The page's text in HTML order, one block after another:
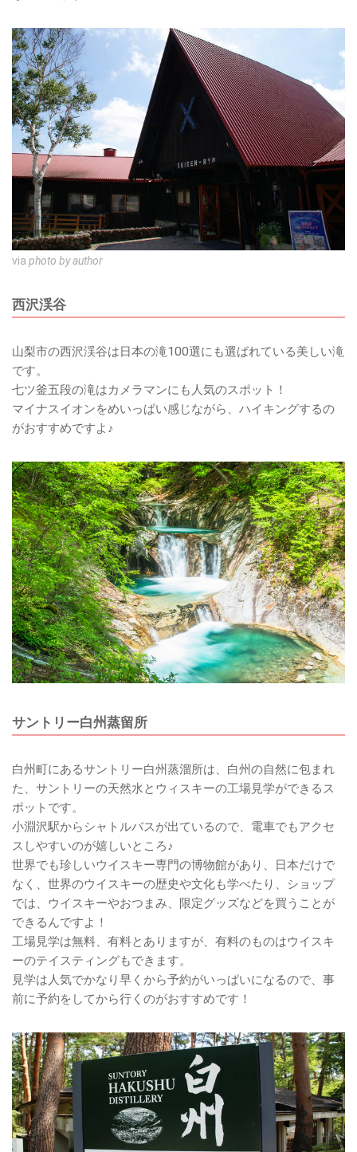
via photo by author
西沢渓谷
山梨市の西沢渓谷は日本の滝100選にも選ばれている美しい滝
です。
七ツ釜五段の滝はカメラマンにも人気のスポット！
マイナスイオンをめいっぱい感じながら、ハイキングするの
がおすすめですよ♪
サントリー白州蒸留所
白州町にあるサントリー白州蒸溜所は、白州の自然に包まれ
た、サントリーの天然水とウィスキーの工場見学ができるス
ポットです。
小淵沢駅からシャトルバスが出ているので、電車でもアクセ
スしやすいのが嬉しいところ♪
世界でも珍しいウイスキー専門の博物館があり、日本だけで
なく、世界のウイスキーの歴史や文化も学べたり、ショップ
では、ウイスキーやおつまみ、限定グッズなどを買うことが
できるんですよ！
工場見学は無料、有料とありますが、有料のものはウイスキ
ーのテイスティングもできます。
見学は人気でかなり早くから予約がいっぱいになるので、事
前に予約をしてから行くのがおすすめです！